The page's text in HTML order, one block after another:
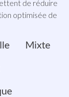
de réduire
optimisée de
Mixte